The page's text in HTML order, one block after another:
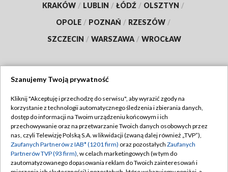
KRAKÓW / LUBLIN / ŁÓDŹ / OLSZTYN /
OPOLE / POZNAŃ / RZESZÓW /
SZCZECIN / WARSZAWA / WROCŁAW
TVP
Abonament TVP
Emisja w TVP
Centrum informacji TVP
Regulamin TVP
Polityka prywatności
Moje zgody
Szanujemy Twoją prywatność
Kliknij "Akceptuję i przechodzę do serwisu", aby wyrazić zgody na
korzystanie z technologii automatycznego śledzenia i zbierania danych,
dostęp do informacji na Twoim urządzeniu końcowym i ich
przechowywanie oraz na przetwarzanie Twoich danych osobowych przez
nas, czyli Telewizję Polską S.A. w likwidacji (zwaną dalej również „TVP”),
Zaufanych Partnerów z IAB* (1201 firm) oraz pozostałych Zaufanych
Partnerów TVP (93 firm), w celach marketingowych (w tym do
zautomatyzowanego dopasowania reklam do Twoich zainteresowań i